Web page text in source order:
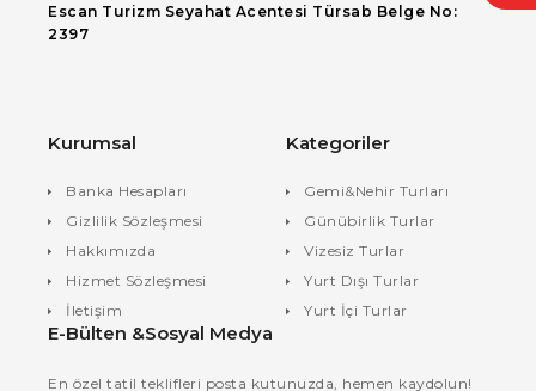
Escan Turizm Seyahat Acentesi Türsab Belge No:
2397
Kurumsal
Banka Hesapları
Gizlilik Sözleşmesi
Hakkımızda
Hizmet Sözleşmesi
İletişim
Kategoriler
Gemi&Nehir Turları
Günübirlik Turlar
Vizesiz Turlar
Yurt Dışı Turlar
Yurt İçi Turlar
E-Bülten &Sosyal Medya
En özel tatil teklifleri posta kutunuzda, hemen kaydolun!